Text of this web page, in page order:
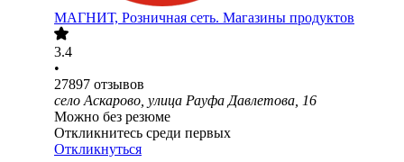
МАГНИТ, Розничная сеть. Магазины продуктов
3.4
•
27897 отзывов
село Аскарово, улица Рауфа Давлетова, 16
Можно без резюме
Откликнитесь среди первых
Откликнуться